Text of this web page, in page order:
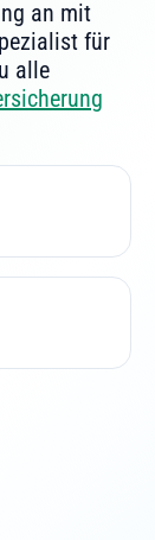
an mit
für
alle